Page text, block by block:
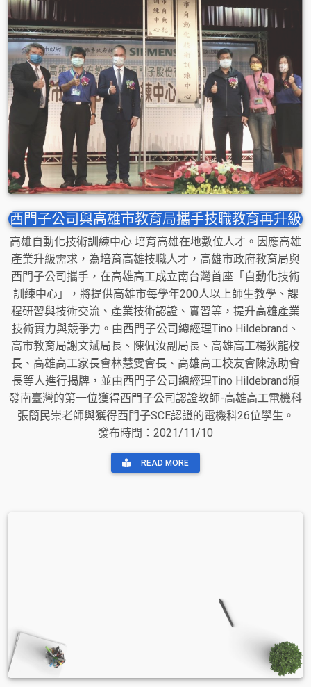
西門子公司與高雄市教育局攜手技職教育再升級
高雄自動化技術訓練中心 培育高雄在地數位人才。因應高雄
產業升級需求，為培育高雄技職人才，高雄市政府教育局與
西門子公司攜手，在高雄高工成立南台灣首座「自動化技術
訓練中心」，將提供高雄市每學年200人以上師生教學、課
程研習與技術交流、產業技術認證、實習等，提升高雄產業
技術實力與競爭力。由西門子公司總經理Tino Hildebrand、
高市教育局謝文斌局長、陳佩汝副局長、高雄高工楊狄龍校
長、高雄高工家長會林慧雯會長、高雄高工校友會陳泳助會
長等人進行揭牌，並由西門子公司總經理Tino Hildebrand頒
發南臺灣的第一位獲得西門子公司認證教師-高雄高工電機科
張簡民崇老師與獲得西門子SCE認證的電機科26位學生。
發布時間：2021/11/10
READ MORE